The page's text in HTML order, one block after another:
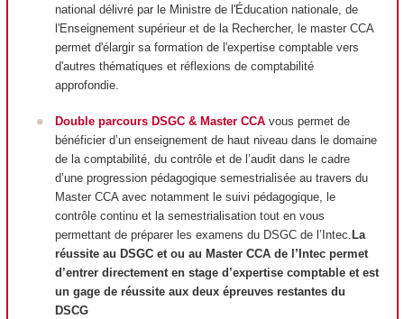
national délivré par le Ministre de l'Éducation nationale, de
l'Enseignement supérieur et de la Rechercher, le master CCA
permet d'élargir sa formation de l'expertise comptable vers
d'autres thématiques et réflexions de comptabilité
approfondie.
Double parcours DSGC & Master CCA vous permet de
bénéficier d’un enseignement de haut niveau dans le domaine
de la comptabilité, du contrôle et de l’audit dans le cadre
d’une progression pédagogique semestrialisée au travers du
Master CCA avec notamment le suivi pédagogique, le
contrôle continu et la semestrialisation tout en vous
permettant de préparer les examens du DSGC de l’Intec. La
réussite au DSGC et ou au Master CCA de l’Intec permet
d’entrer directement en stage d’expertise comptable et est
un gage de réussite aux deux épreuves restantes du
DSCG